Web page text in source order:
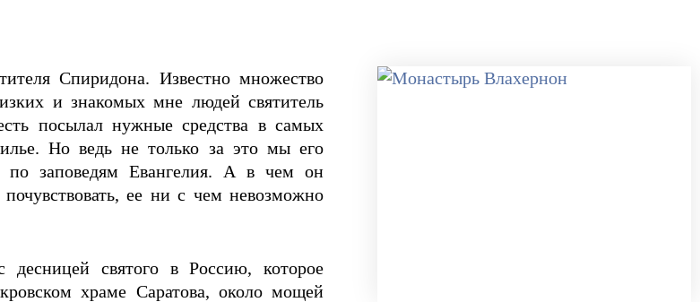
Спиридона. Известно множество
и знакомых мне людей святитель
посылал нужные средства в самых
Но ведь не только за это мы его
заповедям Евангелия. А в чем он
ее ни с чем невозможно
десницей святого в Россию, которое
храме Саратова, около мощей